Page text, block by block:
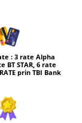
: 3 rate Alpha
BT STAR, 6 rate
prin TBI Bank